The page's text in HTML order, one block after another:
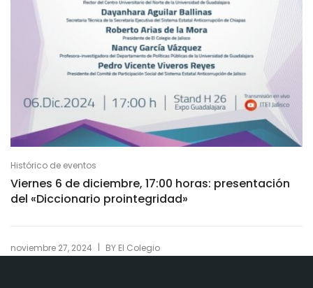
Histórico de eventos
Viernes 6 de diciembre, 17:00 horas: presentación
del «Diccionario prointegridad»
noviembre 27, 2024 BY El Colegio